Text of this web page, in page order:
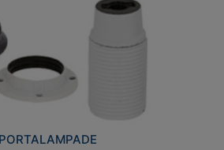
PORTALAMPADE